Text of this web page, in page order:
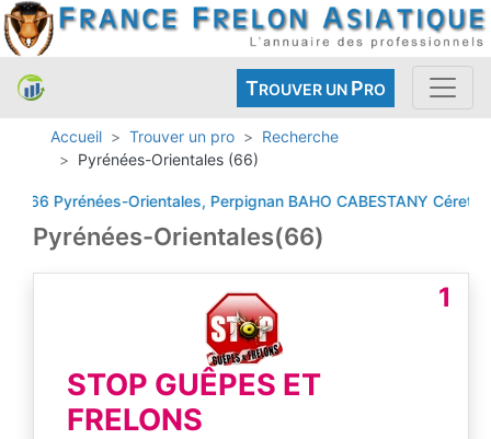
TROUVER UN PRO
Accueil Trouver un pro
Recherche
Pyrénées-Orientales (66)
66 Pyrénées-Orientales, PerpignanBAHO CABESTANY Céret ELNE
Pyrénées-Orientales(66)
1
STOP GUÊPES ET
FRELONS